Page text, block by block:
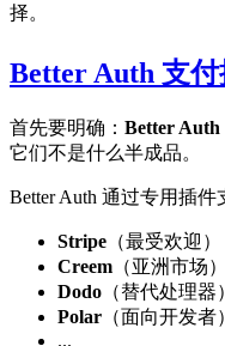
择。
Better Auth 支
首先要明确： Better
它们不是什么半成品。
Better Auth 通过专用插件
Stripe （最受欢迎）
Creem （亚洲市场）
Dodo （替代处理器）
Polar （面向开发者）
...